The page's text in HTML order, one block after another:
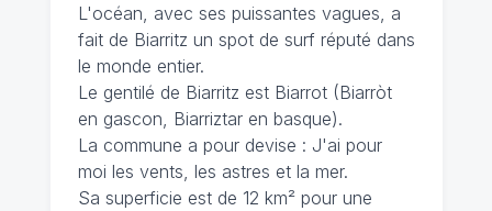
L'océan, avec ses puissantes vagues, a
fait de Biarritz un spot de surf réputé dans
le monde entier.
Le gentilé de Biarritz est Biarrot (Biarròt
en gascon, Biarriztar en basque).
La commune a pour devise : J'ai pour
moi les vents, les astres et la mer.
Sa superficie est de 12 km² pour une